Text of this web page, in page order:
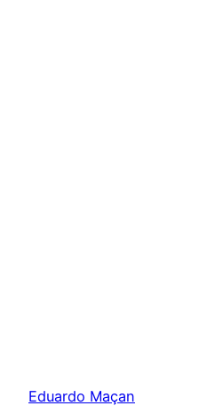
Eduardo Maçan